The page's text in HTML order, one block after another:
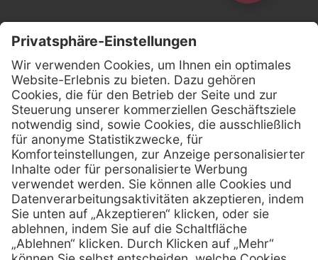
Kontakt
Firmensitz
Henry Schein Medical GmbH
Alt-Moabit 96 b
D-10559 Berlin
Telefon: 0800 - 888 777 6
Telefax: 0800 - 888 777 8
E-Mail: info @ henryschein-med.de
Services
Fernwartung
Hilfe
FAQs